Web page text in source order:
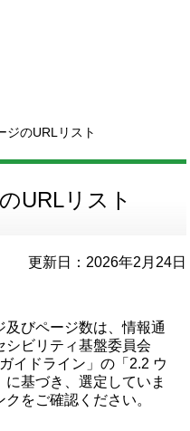
ジのURLリスト
URLリスト
更新日：2026年2月24日
びページ数は、情報通
シビリティ基盤委員会
イドライン」の「2.2 ウ
基づき、選定していま
をご確認ください。